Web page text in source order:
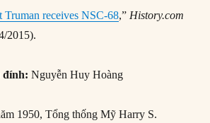
Truman receives NSC-68,” History.com
2015).
đính: Nguyễn Huy Hoàng
1950, Tổng thống Mỹ Harry S.